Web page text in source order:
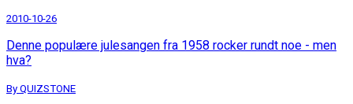
2010-10-26
Denne populære julesangen fra 1958 rocker rundt noe - men
hva?
By QUIZSTONE